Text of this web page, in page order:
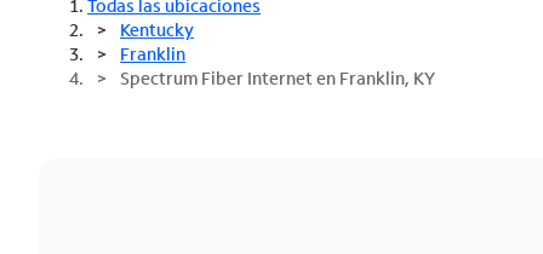
Todas las ubicaciones
Kentucky
Franklin
Spectrum Fiber Internet en Franklin, KY